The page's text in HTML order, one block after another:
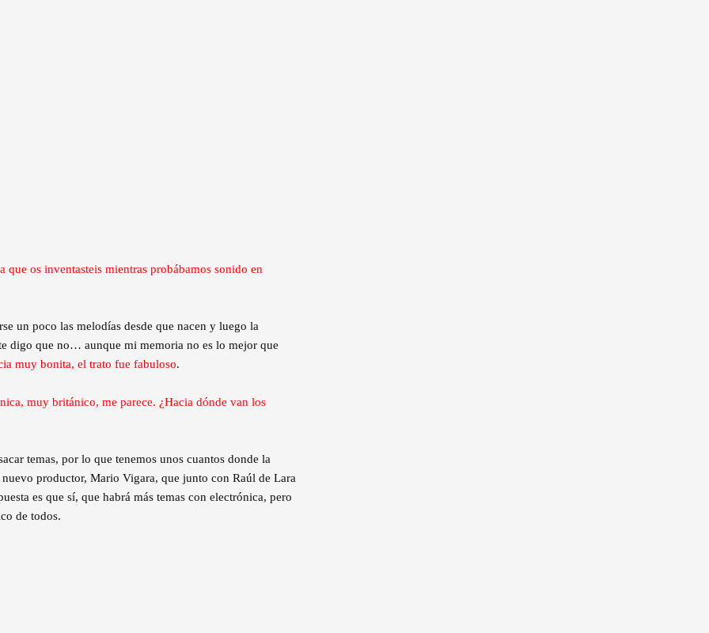
os inventasteis mientras probábamos sonido en
un poco las melodías desde que nacen y luego la
digo que no… aunque mi memoria no es lo mejor que
muy bonita, el trato fue fabuloso.
muy británico, me parece. ¿Hacia dónde van los
temas, por lo que tenemos unos cuantos donde la
productor, Mario Vigara, que junto con Raúl de Lara
es que sí, que habrá más temas con electrónica, pero
de todos.